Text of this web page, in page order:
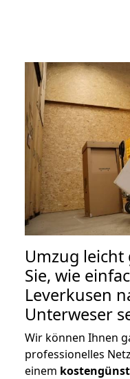
Umzug leicht
Sie, wie
Leverkusen
Unterweser
Wir können Ihnen
professionelles
einem